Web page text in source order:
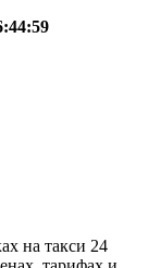
на такси 24